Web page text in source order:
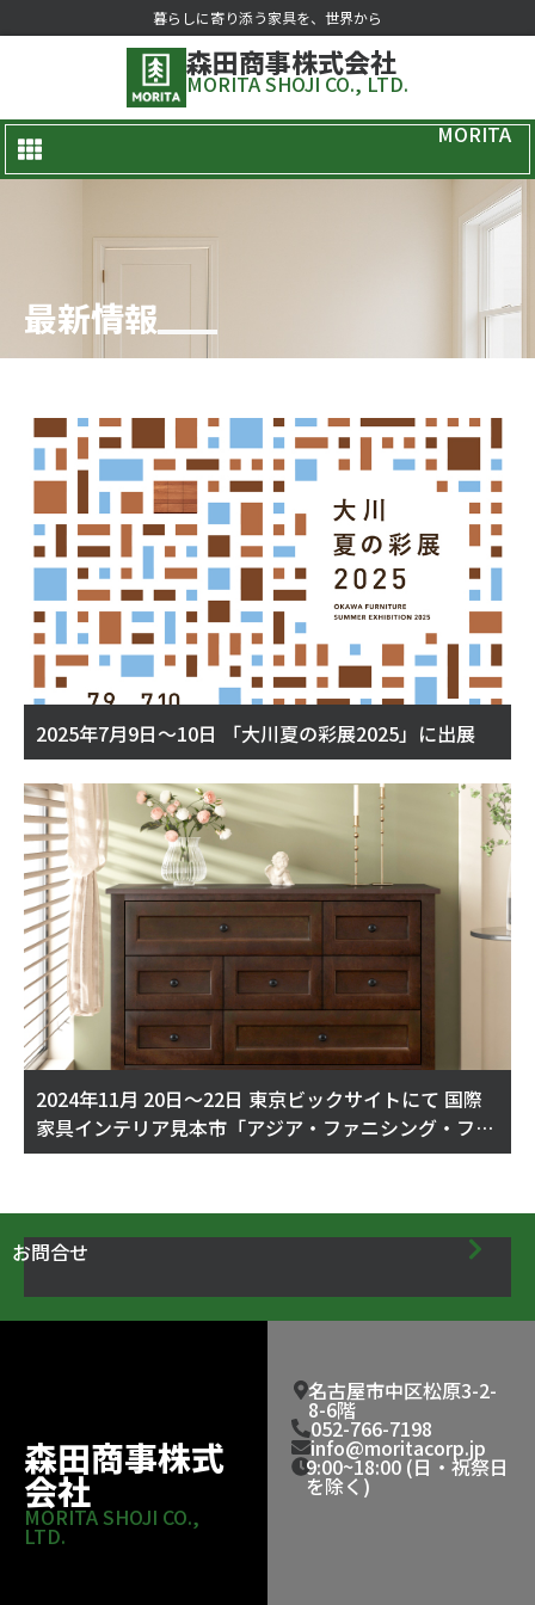
暮らしに寄り添う家具を、世界から
森田商事株式会社
MORITA SHOJI CO., LTD.
MORITA
最新情報
2025年7月9日～10日 「大川夏の彩展2025」に出展
2024年11月 20日～22日 東京ビックサイトにて 国際
家具インテリア見本市「アジア・ファニシング・フェ
ア2024」寿光市三洋木製品有限公司と一緒に出展
お問合せ
森田商事株式
会社
MORITA SHOJI CO.,
LTD.
名古屋市中区松原3-2-
8-6階
052-766-7198
info@moritacorp.jp
9:00~18:00 (日・祝祭日
を除く)